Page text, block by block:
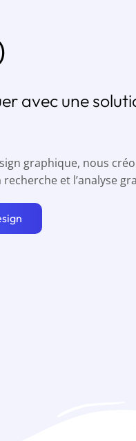
avec une
graphique, nous
et l’analyse